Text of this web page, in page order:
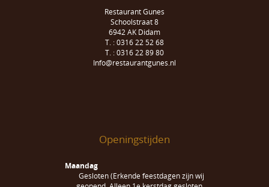
Restaurant Gunes
Schoolstraat 8
6942 AK Didam
T. : 0316 22 52 68
T. : 0316 22 89 80
Info@restaurantgunes.nl
Openingstijden
Maandag
Gesloten (Erkende feestdagen zijn wij